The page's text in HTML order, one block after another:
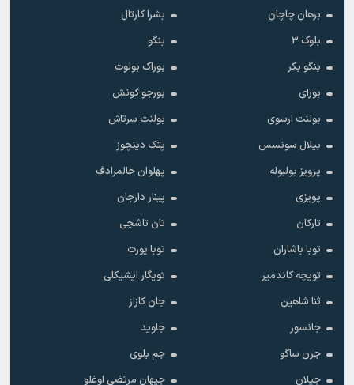
برهان چاچان
بشرا کارتال
بلوک 3
بنگو
بنگو بکر
بوراک بولوت
بورای
بورجو گونش
بولنت ارسوی
بولنت سرتاش
بیلال سونسس
پتک دینچوز
پرویز بولبوله
پهلوان حالمرادف
پویزی
پینار دارجان
تارکان
تان تاشچی
توبا باشاران
توبا یورت
تویچه کاندمیر
تویگار ایشیکلی
ثنا شاهین
جان کازاز
جانسور
جاوید
جرن ساگو
جم بلوی
جیلان
جیهان مرتضی اوغلو